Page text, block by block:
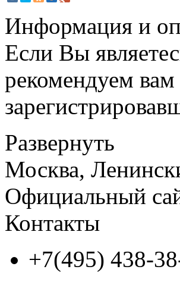
Информация и
Если Вы
рекомендуем
Развернуть
Москва,
Официальный
Контакты
+7(495) 438-